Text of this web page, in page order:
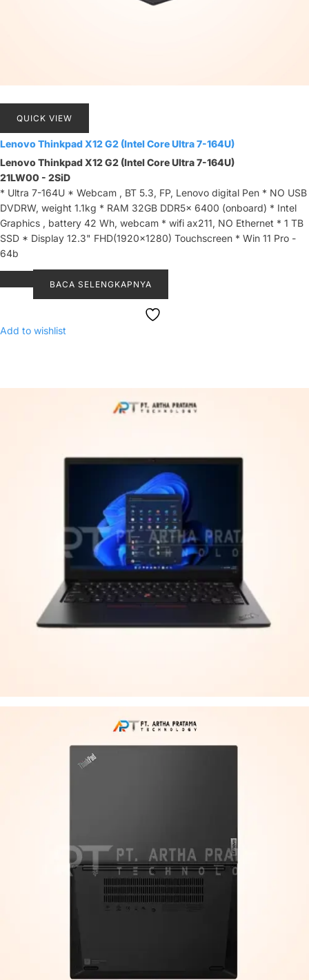
QUICK VIEW
Lenovo Thinkpad X12 G2 (Intel Core Ultra 7-164U)
Lenovo Thinkpad X12 G2 (Intel Core Ultra 7-164U)
21LW00 - 2SiD
* Ultra 7-164U * Webcam , BT 5.3, FP, Lenovo digital Pen * NO USB
DVDRW, weight 1.1kg * RAM 32GB DDR5x 6400 (onboard) * Intel
Graphics , battery 42 Wh, webcam * wifi ax211, NO Ethernet * 1 TB
SSD * Display 12.3" FHD(1920x1280) Touchscreen * Win 11 Pro -
64b
BACA SELENGKAPNYA
Add to wishlist